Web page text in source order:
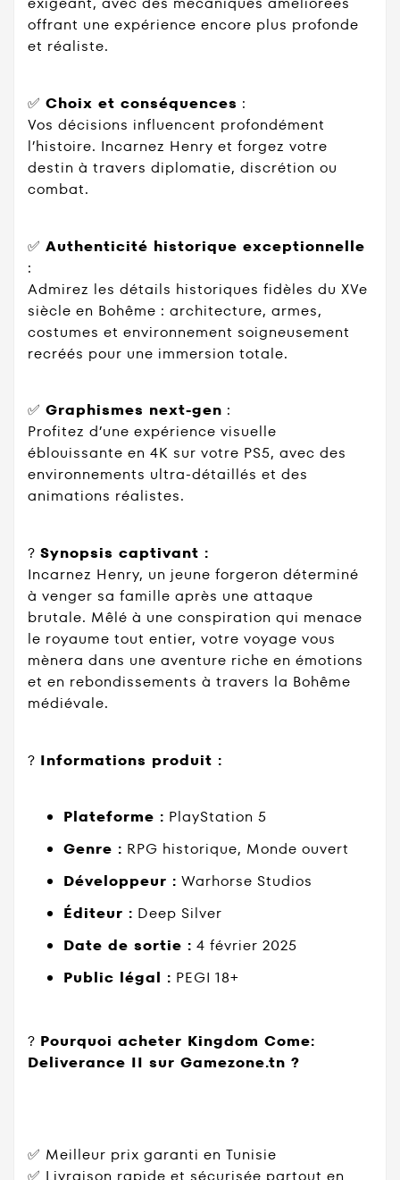
offrant une expérience encore plus profonde
et réaliste.
✅ Choix et conséquences :
Vos décisions influencent profondément
l’histoire. Incarnez Henry et forgez votre
destin à travers diplomatie, discrétion ou
combat.
✅ Authenticité historique exceptionnelle
:
Admirez les détails historiques fidèles du XVe
siècle en Bohême : architecture, armes,
costumes et environnement soigneusement
recréés pour une immersion totale.
✅ Graphismes next-gen :
Profitez d’une expérience visuelle
éblouissante en 4K sur votre PS5, avec des
environnements ultra-détaillés et des
animations réalistes.
? Synopsis captivant :
Incarnez Henry, un jeune forgeron déterminé
à venger sa famille après une attaque
brutale. Mêlé à une conspiration qui menace
le royaume tout entier, votre voyage vous
mènera dans une aventure riche en émotions
et en rebondissements à travers la Bohême
médiévale.
? Informations produit :
Plateforme : PlayStation 5
Genre : RPG historique, Monde ouvert
Développeur : Warhorse Studios
Éditeur : Deep Silver
Date de sortie : 4 février 2025
Public légal : PEGI 18+
? Pourquoi acheter Kingdom Come:
Deliverance II sur Gamezone.tn ?
✅ Meilleur prix garanti en Tunisie